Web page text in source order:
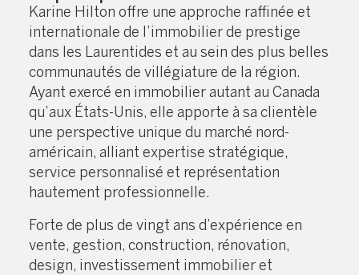
Karine Hilton offre une approche raffinée et
internationale de l’immobilier de prestige
dans les Laurentides et au sein des plus belles
communautés de villégiature de la région.
Ayant exercé en immobilier autant au Canada
qu’aux États-Unis, elle apporte à sa clientèle
une perspective unique du marché nord-
américain, alliant expertise stratégique,
service personnalisé et représentation
hautement professionnelle.
Forte de plus de vingt ans d’expérience en
vente, gestion, construction, rénovation,
design, investissement immobilier et